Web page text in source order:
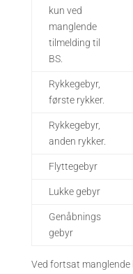
kun ved
manglende
tilmelding til
BS.
Rykkegebyr,
første rykker.
Rykkegebyr,
anden rykker.
Flyttegebyr
Lukke gebyr
Genåbnings
gebyr
Ved fortsat